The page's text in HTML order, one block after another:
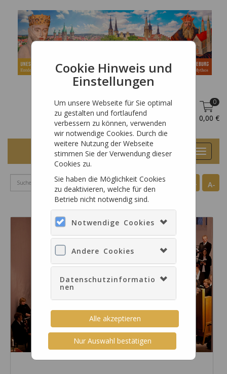
Cookie Hinweis und
Einstellungen
Um unsere Webseite für Sie optimal
zu gestalten und fortlaufend
verbessern zu können, verwenden
wir notwendige Cookies. Durch die
weitere Nutzung der Webseite
stimmen Sie der Verwendung dieser
Cookies zu.
Sie haben die Möglichkeit Cookies
zu deaktivieren, welche für den
Betrieb nicht notwendig sind.
Notwendige Cookies
Andere Cookies
Datenschutzinformatio
nen
Alle akzeptieren
Nur Auswahl bestätigen
DE Anmelden
0
0,00 €
Toggle
A-
A+